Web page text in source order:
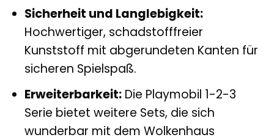
Sicherheit und Langlebigkeit:
Hochwertiger, schadstofffreier
Kunststoff mit abgerundeten Kanten für
sicheren Spielspaß.
Erweiterbarkeit:Die Playmobil 1-2-3
Serie bietet weitere Sets, die sich
wunderbar mit dem Wolkenhaus